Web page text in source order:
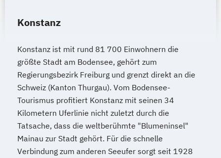
Konstanz
Konstanz ist mit rund 81 700 Einwohnern die
größte Stadt am Bodensee, gehört zum
Regierungsbezirk Freiburg und grenzt direkt an die
Schweiz (Kanton Thurgau). Vom Bodensee-
Tourismus profitiert Konstanz mit seinen 34
Kilometern Uferlinie nicht zuletzt durch die
Tatsache, dass die weltberühmte "Blumeninsel"
Mainau zur Stadt gehört. Für die schnelle
Verbindung zum anderen Seeufer sorgt seit 1928